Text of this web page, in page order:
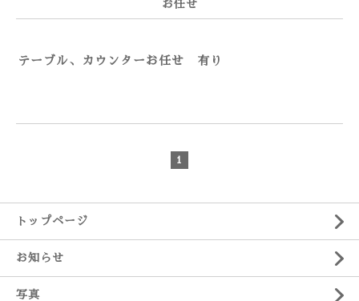
お任せ
テーブル、カウンターお任せ 有り
1
トップページ
お知らせ
写真